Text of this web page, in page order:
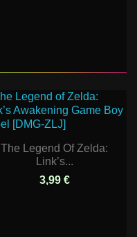
The Legend Of Zelda:
Link’s...
3,99 €